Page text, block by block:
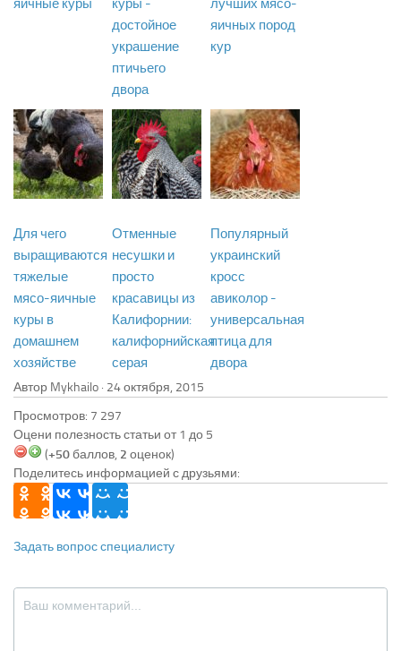
яичные куры
куры -
достойное
украшение
птичьего
двора
лучших мясо-
яичных пород
кур
Для чего
выращиваются
тяжелые
мясо-яичные
куры в
домашнем
хозяйстве
Отменные
несушки и
просто
красавицы из
Калифорнии:
калифорнийская
серая
Популярный
украинский
кросс
авиколор -
универсальная
птица для
двора
Автор Mykhailo ·
Просмотров: 7 297
Оцени полезность статьи от 1 до 5
(+50баллов, 2 оценок)
Поделитесь информацией с друзьями:
Задать вопрос специалисту